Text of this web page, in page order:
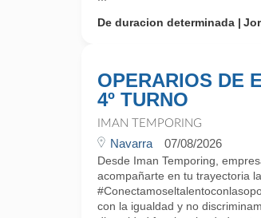
De duracion determinada
OPERARIOS DE
4º TURNO
IMAN TEMPORING
Navarra 07/08/2026
Desde Iman Temporing,
acompañarte en tu trayectoria
con la igualdad y no